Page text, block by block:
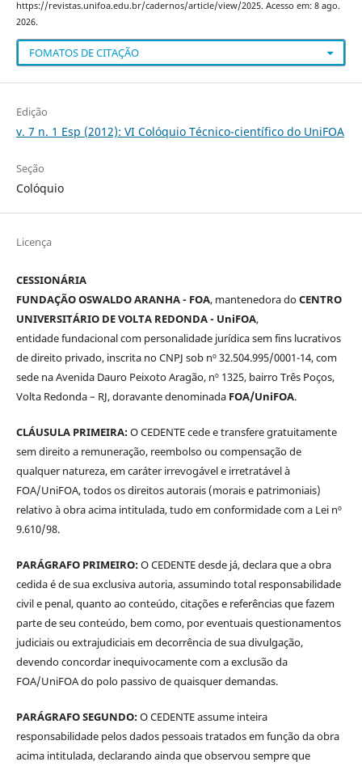
https://revistas.unifoa.edu.br/cadernos/article/view/2025. Acesso em: 8 ago.
2026.
FOMATOS DE CITAÇÃO
Edição
v. 7 n. 1 Esp (2012): VI Colóquio Técnico-científico do UniFOA
Seção
Colóquio
Licença
CESSIONÁRIA
FUNDAÇÃO OSWALDO ARANHA - FOA, mantenedora doCENTRO
UNIVERSITÁRIO DE VOLTA REDONDA - UniFOA,
entidade fundacional com personalidade jurídica sem fins lucrativos
de direito privado, inscrita no CNPJ sob nº 32.504.995/0001-14, com
sede na Avenida Dauro Peixoto Aragão, nº 1325, bairro Três Poços,
Volta Redonda – RJ, doravante denominada FOA/UniFOA.
CLÁUSULA PRIMEIRA:O CEDENTE cede e transfere gratuitamente
sem direito a remuneração, reembolso ou compensação de
qualquer natureza, em caráter irrevogável e irretratável à
FOA/UniFOA, todos os direitos autorais (morais e patrimoniais)
relativo à obra acima intitulada, tudo em conformidade com a Lei nº
9.610/98.
PARÁGRAFO PRIMEIRO:O CEDENTE desde já, declara que a obra
cedida é de sua exclusiva autoria, assumindo total responsabilidade
civil e penal, quanto ao conteúdo, citações e referências que fazem
parte de seu conteúdo, bem como, por eventuais questionamentos
judiciais ou extrajudiciais em decorrência de sua divulgação,
devendo concordar inequivocamente com a exclusão da
FOA/UniFOA do polo passivo de quaisquer demandas.
PARÁGRAFO SEGUNDO:O CEDENTE assume inteira
responsabilidade pelos dados pessoais tratados em função da obra
acima intitulada, declarando ainda que observou sempre que